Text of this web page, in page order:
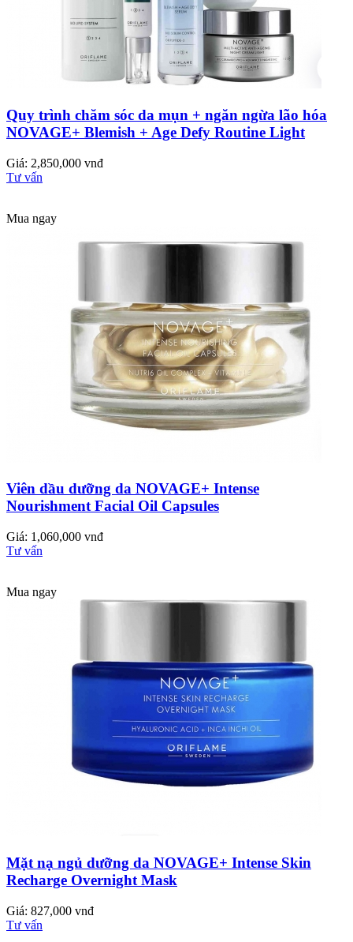
Quy trình chăm sóc da mụn + ngăn ngừa lão hóa
NOVAGE+ Blemish + Age Defy Routine Light
Giá: 2,850,000 vnđ
Tư vấn
Mua ngay
Viên dầu dưỡng da NOVAGE+ Intense
Nourishment Facial Oil Capsules
Giá: 1,060,000 vnđ
Tư vấn
Mua ngay
Mặt nạ ngủ dưỡng da NOVAGE+ Intense Skin
Recharge Overnight Mask
Giá: 827,000 vnđ
Tư vấn